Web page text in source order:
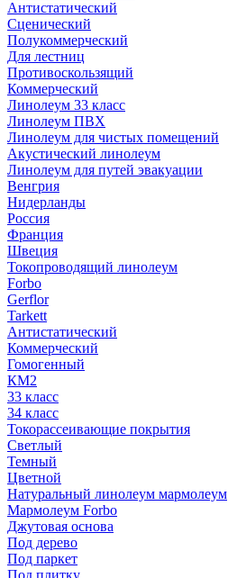
Антистатический
Сценический
Полукоммерческий
Для лестниц
Противоскользящий
Коммерческий
Линолеум 33 класс
Линолеум ПВХ
Линолеум для чистых помещений
Акустический линолеум
Линолеум для путей эвакуации
Венгрия
Нидерланды
Россия
Франция
Швеция
Токопроводящий линолеум
Forbo
Gerflor
Tarkett
Антистатический
Коммерческий
Гомогенный
КМ2
33 класс
34 класс
Токорассеивающие покрытия
Светлый
Темный
Цветной
Натуральный линолеум мармолеум
Мармолеум Forbo
Джутовая основа
Под дерево
Под паркет
Под плитку